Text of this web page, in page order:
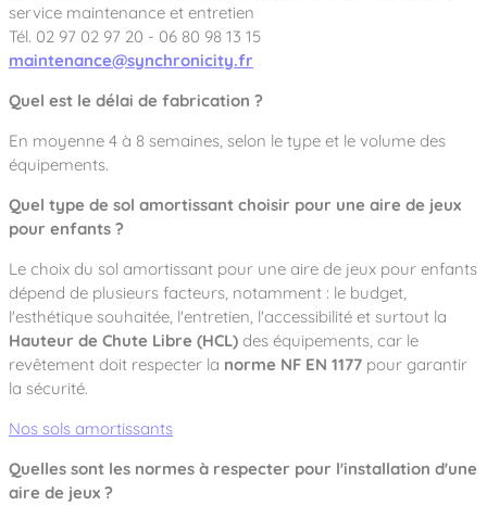
service maintenance et entretien
Tél. 02 97 02 97 20 - 06 80 98 13 15
maintenance@synchronicity.fr
Quel est le délai de fabrication ?
En moyenne 4 à 8 semaines, selon le type et le volume des
équipements.
Quel type de sol amortissant choisir pour une aire de jeux
pour enfants ?
Le choix du sol amortissant pour une aire de jeux pour enfants
dépend de plusieurs facteurs, notamment : le budget,
l'esthétique souhaitée, l'entretien, l'accessibilité et surtout la
Hauteur de Chute Libre (HCL) des équipements, car le
revêtement doit respecter la norme NF EN 1177 pour garantir
la sécurité.
Nos sols amortissants
Quelles sont les normes à respecter pour l'installation d'une
aire de jeux ?